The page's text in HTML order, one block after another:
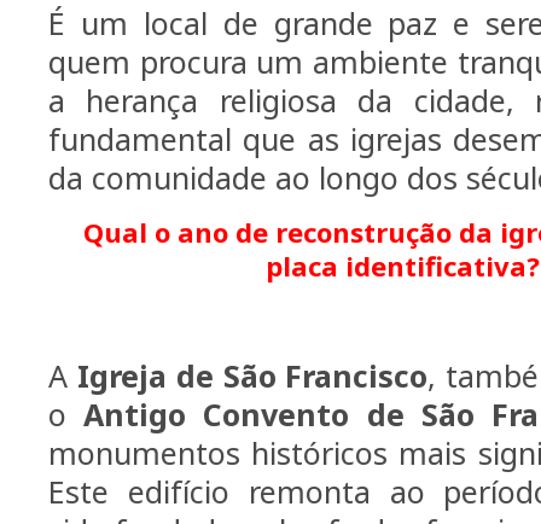
É um local de grande paz e
quem procura um ambiente
a herança religiosa da cidade,
fundamental que as igrejas
da comunidade ao longo dos
Qual o ano de reconstrução da
placa
A Igreja de São Francisco,
oAntigo Convento de São
monumentos históricos mais
Este edifício remonta ao